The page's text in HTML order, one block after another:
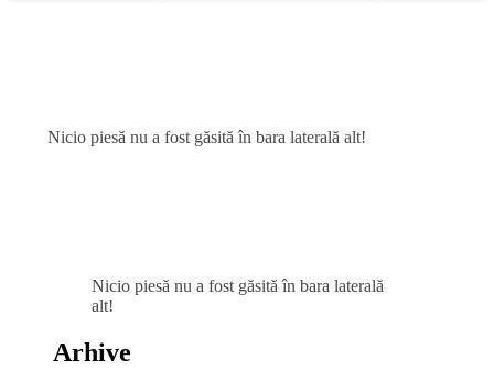
Nicio piesă nu a fost găsită în bara laterală alt!
Nicio piesă nu a fost găsită în bara laterală
alt!
Arhive